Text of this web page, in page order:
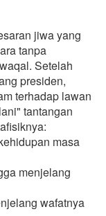
jiwa yang
tanpa
Setelah
presiden,
terhadap lawan
tantangan
masa
menjelang
wafatnya